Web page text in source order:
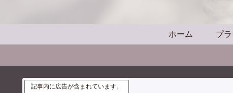
ホーム プ
記事内に広告が含まれています。